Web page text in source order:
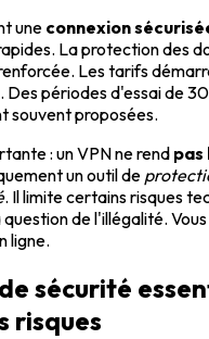
une connexion
La protection des
Les tarifs
Des périodes d'essai de
souvent proposées.
: un VPN ne rend
un outil de
. Il limite certains risques
question de l'illégalité.
ligne.
sécurité
risques